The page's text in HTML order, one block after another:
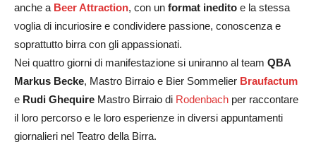
anche a Beer Attraction, con un format inedito e la stessa
voglia di incuriosire e condividere passione, conoscenza e
soprattutto birra con gli appassionati.
Nei quattro giorni di manifestazione si uniranno al team QBA
Markus Becke, Mastro Birraio e Bier Sommelier Braufactum
e Rudi Ghequire Mastro Birraio di Rodenbach per raccontare
il loro percorso e le loro esperienze in diversi appuntamenti
giornalieri nel Teatro della Birra.